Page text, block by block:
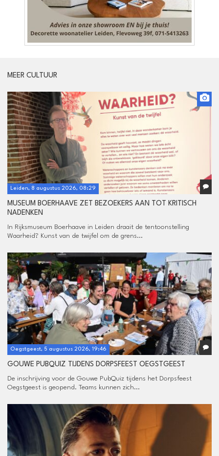
MEER CULTUUR
Leiden, 8 augustus 2026, 08:29
MUSEUM BOERHAAVE ZET BEZOEKERS AAN TOT KRITISCH
NADENKEN
In Rijksmuseum Boerhaave in Leiden draait de tentoonstelling
Waarheid? Kunst van de twijfel om de grens...
Oegstgeest, 5 augustus 2026, 19:46
GOUWE PUBQUIZ TIJDENS DORPSFEEST OEGSTGEEST
De inschrijving voor de Gouwe PubQuiz tijdens het Dorpsfeest
Oegstgeest is geopend. Teams kunnen zich...